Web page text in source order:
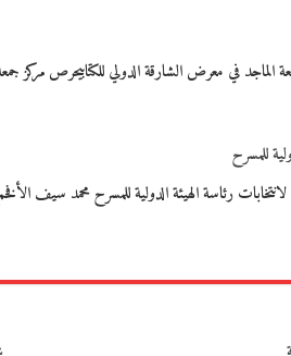
في معرض الشارقة الدولي للكتابيحرص مركز
للمسرح
رئاسة الهيئة الدولية للمسرح محمد سيف